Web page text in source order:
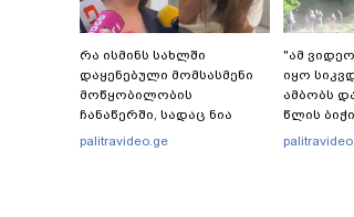
რა ისმინს სახლში
დაყენებული მომსასმენი
მოწყობილობის
ჩანაწერში, სადაც ნია
იმნაძე მამას ესაუბრება?
palitravideo.ge
"ამ
იყო
ამბობს
წლის